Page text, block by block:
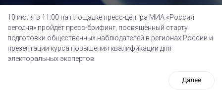
10 июля в 11:00 на площадке пресс-центра МИА «Россия
сегодня» пройдёт пресс-брифинг, посвящённый cтарту
подготовки общественных наблюдателей в регионах России и
презентации курса повышения квалификации для
электоральных экспертов.
Далее